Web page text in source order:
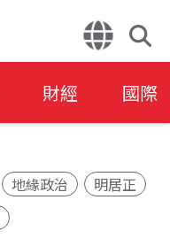
財經 國際
地緣政治
明居正